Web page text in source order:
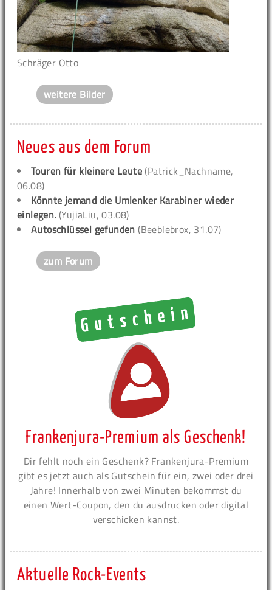
Schräger Otto
weitere Bilder
Neues aus dem Forum
Touren für kleinere Leute (Patrick_Nachname,
06.08)
Könnte jemand die Umlenker Karabiner wieder
einlegen. (YujiaLiu, 03.08)
Autoschlüssel gefunden (Beeblebrox, 31.07)
zum Forum
Frankenjura-Premium als Geschenk!
Dir fehlt noch ein Geschenk? Frankenjura-Premium
gibt es jetzt auch als Gutschein für ein, zwei oder drei
Jahre! Innerhalb von zwei Minuten bekommst du
einen Wert-Coupon, den du ausdrucken oder digital
verschicken kannst.
Aktuelle Rock-Events